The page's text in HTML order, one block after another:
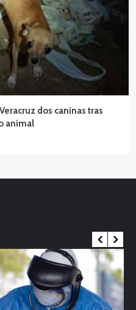
dos caninas tras
animal